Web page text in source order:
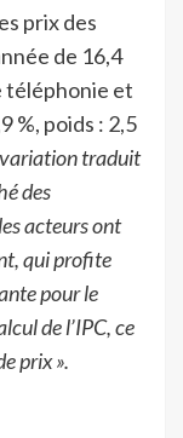
prix des
de 16,4
téléphonie et
%, poids : 2,5
traduit
des
acteurs ont
qui profite
pour le
de l’IPC, ce
prix ».